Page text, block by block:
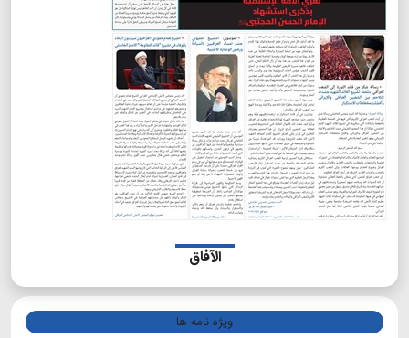
الآفاق
ویژه نامه ها